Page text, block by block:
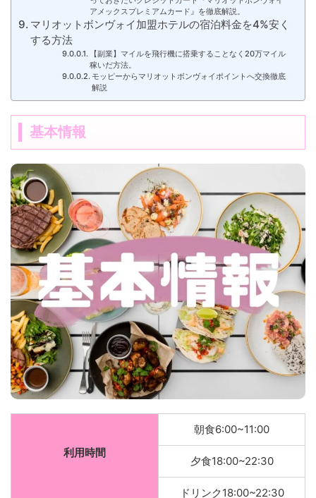
アメックスプレミアムカード』を徹底解説。
マリオットボンヴォイ加盟ホテルの宿泊料金を4%安く
する方法
【副業】マイルを飛行機に搭乗することなく20万マイル
稼いだ方法。
モッピーからマリオットボンヴォイポイントへ交換徹底
解説
基本情報
利用時間
朝食6:00~11:00
夕食18:00~22:30
ドリンク18:00~22:30